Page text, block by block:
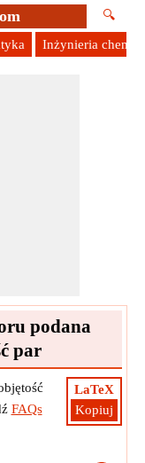
🔍
Inżynieria
podana
par
LaTeX
Kopiuj
FAQs